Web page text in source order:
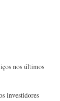
nos últimos
investidores